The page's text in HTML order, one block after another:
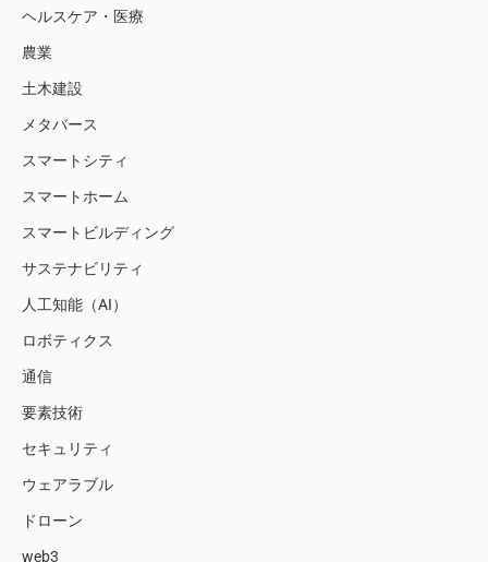
ヘルスケア・医療
農業
土木建設
メタバース
スマートシティ
スマートホーム
スマートビルディング
サステナビリティ
人工知能（AI）
ロボティクス
通信
要素技術
セキュリティ
ウェアラブル
ドローン
web3